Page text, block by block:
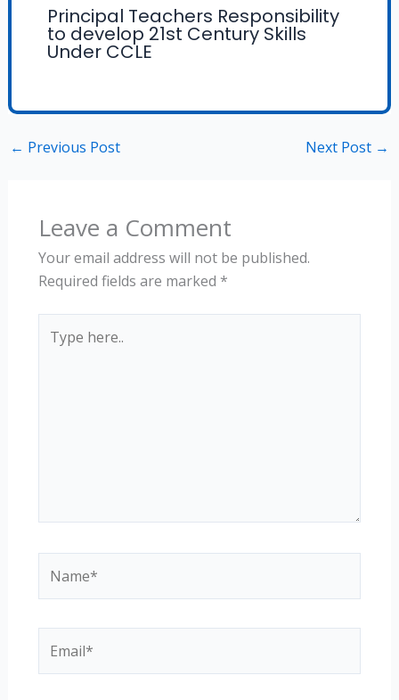
Principal Teachers Responsibility
to develop 21st Century Skills
Under CCLE
← Previous Post Next Post →
Leave a Comment
Your email address will not be published.
Required fields are marked *
here..